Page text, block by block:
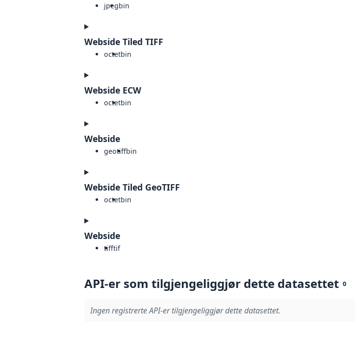
jpegbin
Webside Tiled TIFF
octetbin
Webside ECW
octetbin
Webside
geotiffbin
Webside Tiled GeoTIFF
octetbin
Webside
tifftif
API-er som tilgjengeliggjør dette datasettet 0
Ingen registrerte API-er tilgjengeliggjør dette datasettet.